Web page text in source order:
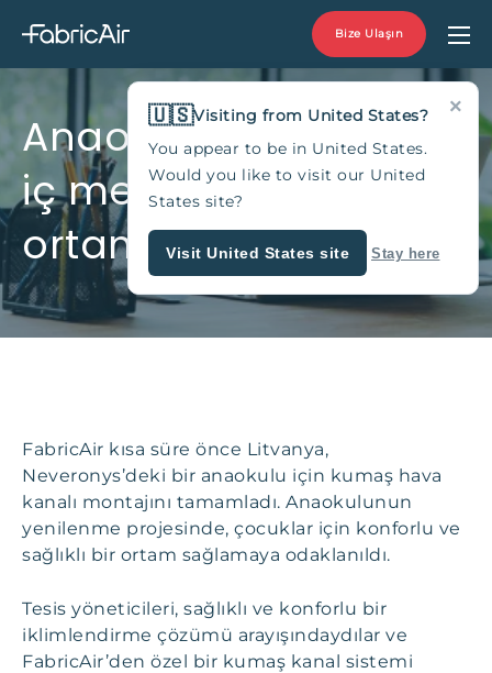
Bize Ulaşın
Anaokulunda sağlıklı
iç mekan hava
ortamı
FabricAir kısa süre önce Litvanya,
Neveronys’deki bir anaokulu için kumaş hava
kanalı montajını tamamladı. Anaokulunun
yenilenme projesinde, çocuklar için konforlu ve
sağlıklı bir ortam sağlamaya odaklanıldı.
Tesis yöneticileri, sağlıklı ve konforlu bir
iklimlendirme çözümü arayışındaydılar ve
FabricAir’den özel bir kumaş kanal sistemi
×
🇺🇸Visiting from United States?
You appear to be in United States.
Would you like to visit our United
States site?
Visit United States site Stay here